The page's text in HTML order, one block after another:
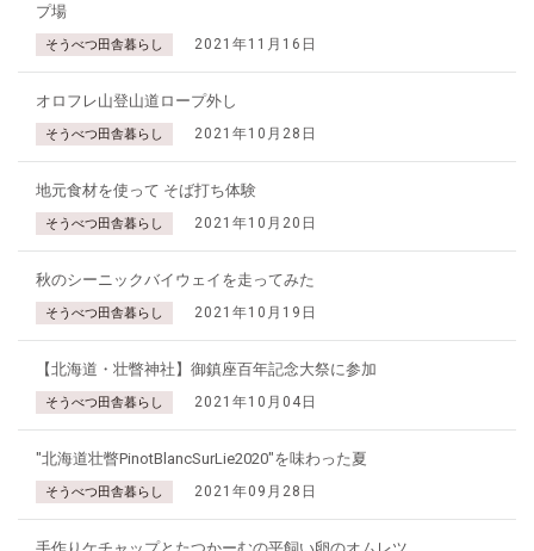
プ場
そうべつ田舎暮らし 2021年11月16日
オロフレ山登山道ロープ外し
そうべつ田舎暮らし 2021年10月28日
地元食材を使って そば打ち体験
そうべつ田舎暮らし 2021年10月20日
秋のシーニックバイウェイを走ってみた
そうべつ田舎暮らし 2021年10月19日
【北海道・壮瞥神社】御鎮座百年記念大祭に参加
そうべつ田舎暮らし 2021年10月04日
"北海道壮瞥PinotBlancSurLie2020"を味わった夏
そうべつ田舎暮らし 2021年09月28日